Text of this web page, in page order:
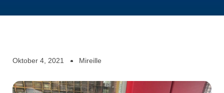
Oktober 4, 2021 Mireille